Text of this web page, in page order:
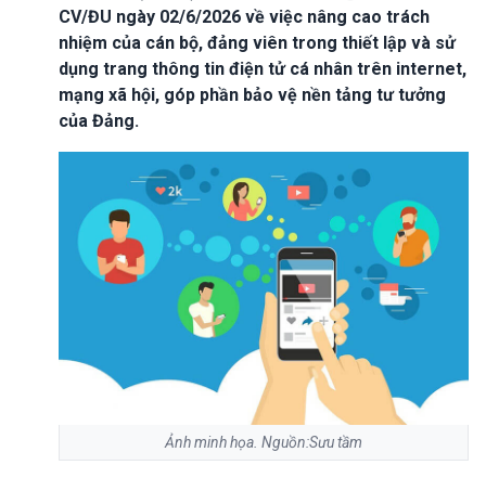
CV/ĐU ngày 02/6/2026 về việc nâng cao trách
nhiệm của cán bộ, đảng viên trong thiết lập và sử
dụng trang thông tin điện tử cá nhân trên internet,
mạng xã hội, góp phần bảo vệ nền tảng tư tưởng
của Đảng.
Ảnh minh họa. Nguồn:Sưu tầm